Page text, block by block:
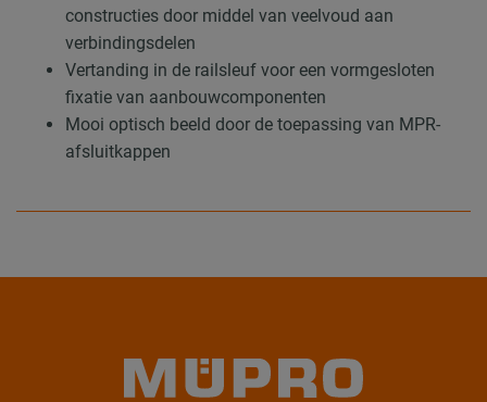
constructies door middel van veelvoud aan
verbindingsdelen
Vertanding in de railsleuf voor een vormgesloten
fixatie van aanbouwcomponenten
Mooi optisch beeld door de toepassing van MPR-
afsluitkappen